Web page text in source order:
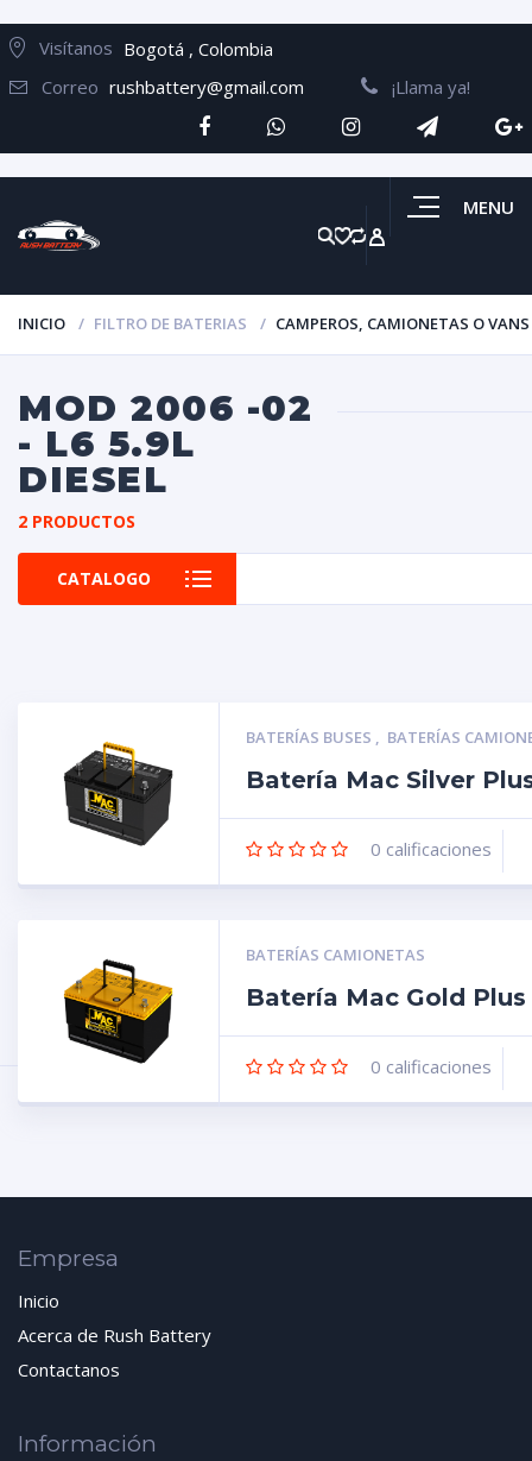
Visítanos Bogotá , Colombia
Correo rushbattery@gmail.com ¡Llama ya!
MENU
INICIO FILTRO DE BATERIAS CAMPEROS, CAMIONETAS O VANS
MOD 2006 -02
- L6 5.9L
DIESEL
2 PRODUCTOS
CATALOGO
BATERÍAS BUSES , BATERÍAS
Batería Mac Silver
0 calificaciones
BATERÍAS CAMIONETAS
Batería Mac Gold Plus
0 calificaciones
Empresa
Inicio
Acerca de Rush Battery
Contactanos
Información